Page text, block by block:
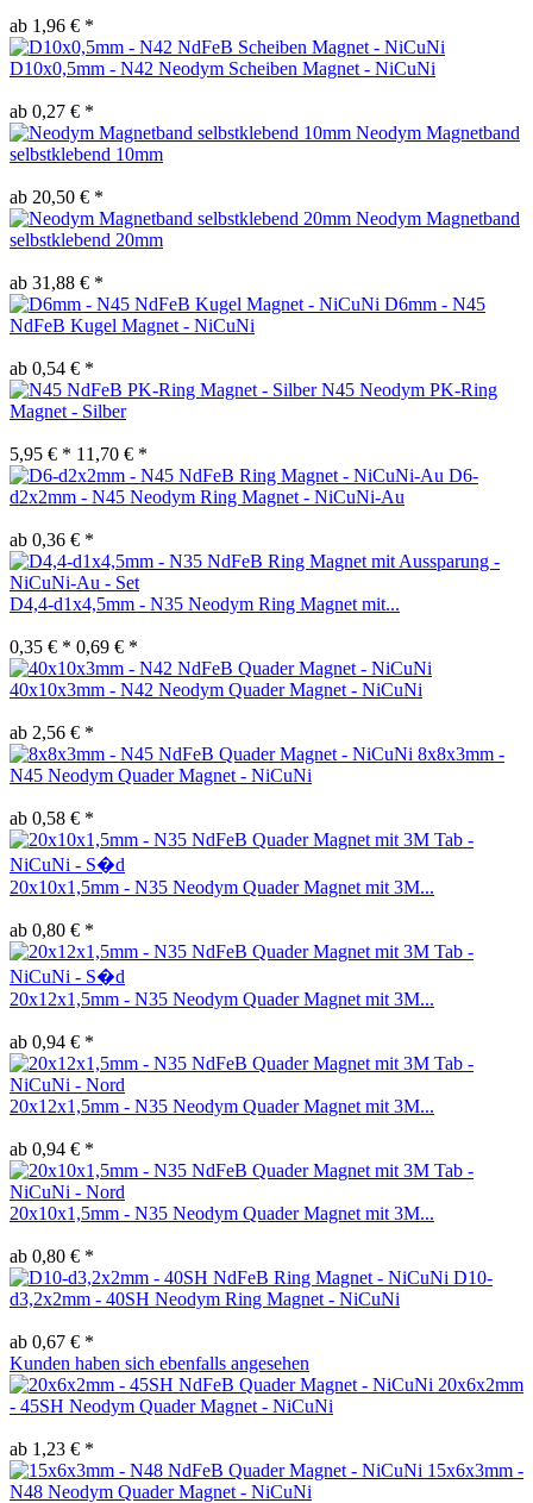
ab 1,96 € *
D10x0,5mm - N42 Neodym Scheiben Magnet - NiCuNi
ab 0,27 € *
Neodym Magnetband
selbstklebend 10mm
ab 20,50 € *
Neodym Magnetband
selbstklebend 20mm
ab 31,88 € *
D6mm - N45
NdFeB Kugel Magnet - NiCuNi
ab 0,54 € *
N45 Neodym PK-Ring
Magnet - Silber
5,95 € * 11,70 € *
D6-
d2x2mm - N45 Neodym Ring Magnet - NiCuNi-Au
ab 0,36 € *
D4,4-d1x4,5mm - N35 Neodym Ring Magnet mit...
0,35 € * 0,69 € *
40x10x3mm - N42 Neodym Quader Magnet - NiCuNi
ab 2,56 € *
8x8x3mm -
N45 Neodym Quader Magnet - NiCuNi
ab 0,58 € *
20x10x1,5mm - N35 Neodym Quader Magnet mit 3M...
ab 0,80 € *
20x12x1,5mm - N35 Neodym Quader Magnet mit 3M...
ab 0,94 € *
20x12x1,5mm - N35 Neodym Quader Magnet mit 3M...
ab 0,94 € *
20x10x1,5mm - N35 Neodym Quader Magnet mit 3M...
ab 0,80 € *
D10-
d3,2x2mm - 40SH Neodym Ring Magnet - NiCuNi
ab 0,67 € *
Kunden haben sich ebenfalls angesehen
20x6x2mm
- 45SH Neodym Quader Magnet - NiCuNi
ab 1,23 € *
15x6x3mm -
N48 Neodym Quader Magnet - NiCuNi